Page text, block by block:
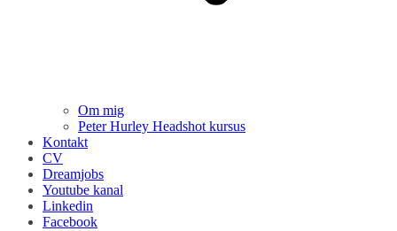
Om mig
Peter Hurley Headshot kursus
Kontakt
CV
Dreamjobs
Youtube kanal
Linkedin
Facebook